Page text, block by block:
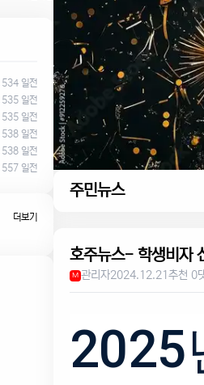
534 일전
535 일전
535 일전
538 일전
538 일전
557 일전
더보기
주민뉴스
호주뉴스- 학생비자
M 관리자2024.12.21 추천 0
2025